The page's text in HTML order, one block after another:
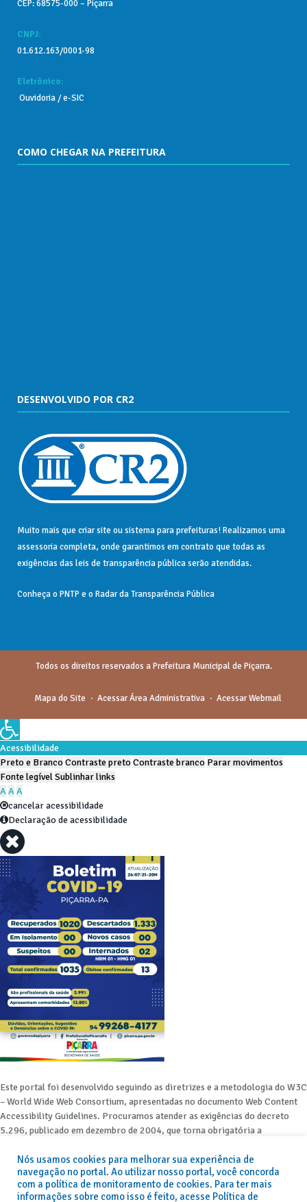
CEP: 68575-000 – Piçarra
CNPJ:
01.612.163/0001-98
Eletrônico:
Ouvidoria /e-SIC
COMO CHEGAR NA PREFEITURA
DESENVOLVIDO POR CR2
Muito mais que criar site ousistema para prefeituras! Realizamos uma
assessoriacompleta, onde garantimos em contrato que todas as
exigências das leis de transparência públicaserão atendidas.
Conheça o PNTP e o Radar da Transparência Pública
Todos os direitos reservados a Prefeitura Municipal de Piçarra.
Mapa do Site Acessar Área Administrativa Acessar Webmail
Nós usamos cookies para melhorar sua experiência de
navegação no portal. Ao utilizar nosso portal, você concorda
com a política de monitoramento de cookies. Para ter mais
informações sobre como isso é feito, acesse Política de
Acessibilidade
Preto e BrancoContraste pretoContraste branco Parar movimentos
Fonte legívelSublinhar links
AAA
cancelar acessibilidade
Declaração de acessibilidade
Este portal foi desenvolvido seguindo as diretrizes e a metodologia do W3C
– World Wide Web Consortium, apresentadas no documento Web Content
Accessibility Guidelines. Procuramos atender as exigências do decreto
5.296, publicado em dezembro de 2004, que torna obrigatória a
rede mundial de computadores para o uso das pessoas com necessidades
especiais, garantindo-lhes o pleno acesso aos conteúdos disponíveis.